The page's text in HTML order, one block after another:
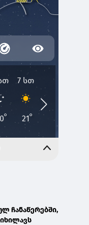
ჩანაწერებში,